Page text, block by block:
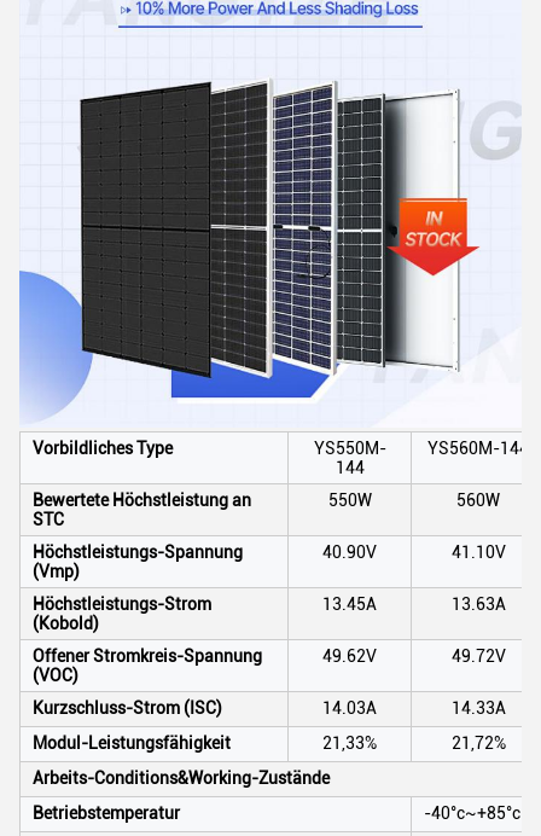
Vorbildliches Type
YS550M-
144
YS560M-144
Bewertete Höchstleistung an
STC
550W 560W
Höchstleistungs-Spannung
(Vmp)
40.90V 41.10V
Höchstleistungs-Strom
(Kobold)
13.45A 13.63A
Offener Stromkreis-Spannung
(VOC)
49.62V 49.72V
Kurzschluss-Strom (ISC) 14.03A
14.33A
Modul-Leistungsfähigkeit
21,33%
21,72%
Arbeits-Conditions&Working-Zustände
Betriebstemperatur
-40°c~+85°c